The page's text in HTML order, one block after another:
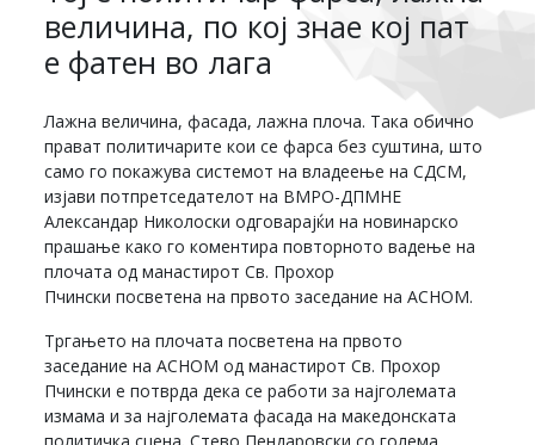
величина, по кој знае кој пат
е фатен во лага
Лажна величина, фасада, лажна плоча. Така обично
прават политичарите кои се фарса без суштина, што
само го покажува системот на владеење на СДСМ,
изјави потпретседателот на ВМРО-ДПМНЕ
Александар Николоски одговарајќи на новинарско
прашање како го коментира повторното вадење на
плочата од манастирот Св. Прохор
Пчински посветена на првото заседание на АСНОМ.
Тргањето на плочата посветена на првото
заседание на АСНОМ од манастирот Св. Прохор
Пчински е потврда дека се работи за најголемата
измама и за најголемата фасада на македонската